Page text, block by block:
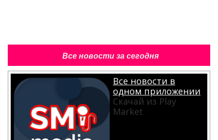
Все новости за сегодня
Все новости в
одном приложении
Скачай из Play
Market